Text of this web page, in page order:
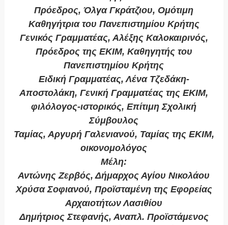
Πρόεδρος, Όλγα Γκράτζιου, Ομότιμη
Καθηγήτρια του Πανεπιστημίου Κρήτης
Γενικός Γραμματέας, Αλέξης Καλοκαιρινός,
Πρόεδρος της ΕΚΙΜ, Καθηγητής του
Πανεπιστημίου Κρήτης
Ειδική Γραμματέας, Λένα Τζεδάκη-
Αποστολάκη, Γενική Γραμματέας της ΕΚΙΜ,
φιλόλογος-ιστορικός, Επίτιμη Σχολική
Σύμβουλος
Ταμίας, Αργυρή Γαλενιανού, Ταμίας της ΕΚΙΜ,
οικονομολόγος
Μέλη:
Αντώνης Ζερβός, Δήμαρχος Αγίου Νικολάου
Χρύσα Σοφιανού, Προϊσταμένη της Εφορείας
Αρχαιοτήτων Λασιθίου
Δημήτριος Στεφανής, Αναπλ. Προϊστάμενος